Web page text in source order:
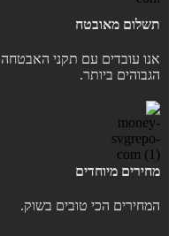
תשלום מאובטח
אנו עובדים עם תקני האבטחה
הגבוהים ביותר.
מחירים מיוחדים
המחירים הכי טובים בשוק.